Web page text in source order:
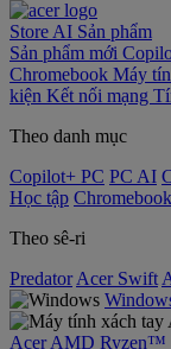
Store AI Sản phẩm
Sản phẩm mới
Chromebook Máy
kiện Kết nối mạng
Theo danh mục
Copilot+ PC PC AI
Học tập
Theo sê-ri
Predator Acer Swift
Acer AMD Ryzen™